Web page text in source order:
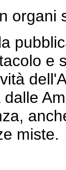
organi
e
miste.